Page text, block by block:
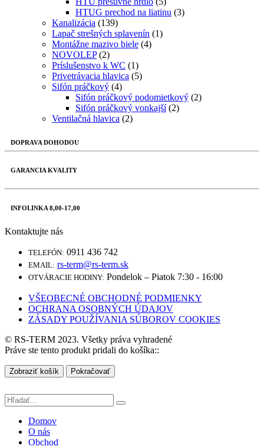
HTUG prechod na liatinu (3)
Kanalizácia (139)
Lapač strešných splavenín (1)
Montážne mazivo biele (4)
NOVOLEP (2)
Príslušenstvo k WC (1)
Privetrávacia hlavica (5)
Sifón práčkový (4)
Sifón práčkový podomietkový (2)
Sifón práčkový vonkajší (2)
Ventilačná hlavica (2)
DOPRAVA DOHODOU
GARANCIA KVALITY
INFOLINKA 8,00-17,00
Kontaktujte nás
TELEFÓN: 0911 436 742
EMAIL: rs-term@rs-term.sk
OTVÁRACIE HODINY: Pondelok – Piatok 7:30 - 16:00
VŠEOBECNÉ OBCHODNÉ PODMIENKY
OCHRANA OSOBNÝCH ÚDAJOV
ZÁSADY POUŽÍVANIA SÚBOROV COOKIES
© RS-TERM 2023. Všetky práva vyhradené
Práve ste tento produkt pridali do košíka::
Zobraziť košík Pokračovať
Domov
O nás
Obchod